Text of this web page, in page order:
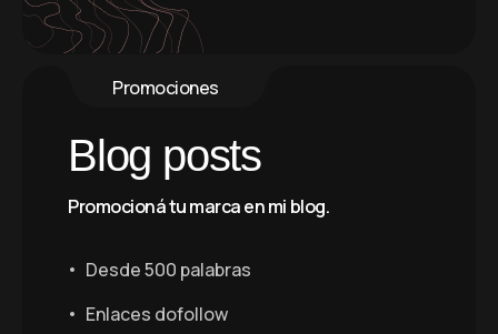
Promociones
Blog posts
Promocioná tu marca en mi blog.
Desde 500 palabras
Enlaces dofollow